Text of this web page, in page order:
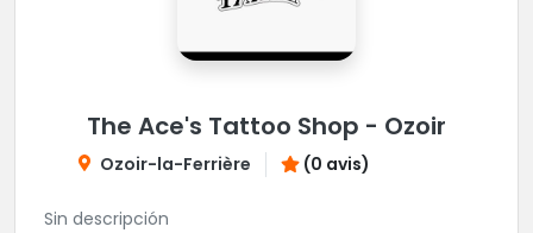
The Ace's Tattoo Shop - Ozoir
Ozoir-la-Ferrière (0 avis)
Sin descripción